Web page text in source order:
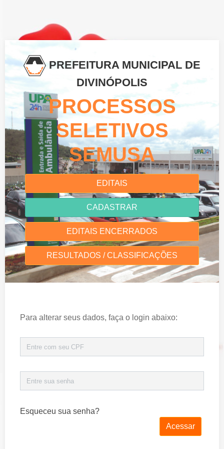
PREFEITURA MUNICIPAL DE
DIVINÓPOLIS
PROCESSOS
SELETIVOS
SEMUSA
EDITAIS
CADASTRAR
EDITAIS ENCERRADOS
RESULTADOS / CLASSIFICAÇÕES
Para alterar seus dados, faça o login abaixo:
Esqueceu sua senha?
Acessar